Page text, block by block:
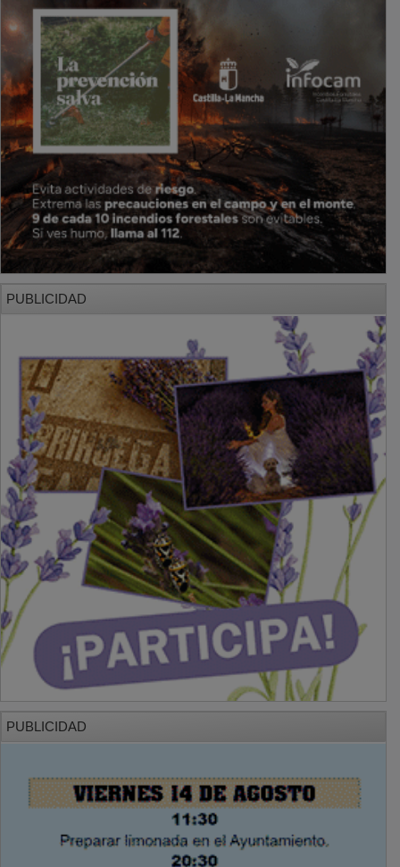
PUBLICIDAD
PUBLICIDAD